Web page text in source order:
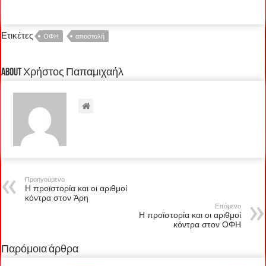
Ετικέτες OΦΗ αποστολή
About Χρήστος Παπαμιχαήλ
Προηγούμενο
Η προϊστορία και οι αριθμοί
κόντρα στον Άρη
Επόμενο
Η προϊστορία και οι αριθμοί
κόντρα στον ΟΦΗ
Παρόμοια άρθρα